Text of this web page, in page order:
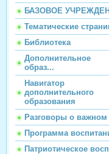
БАЗОВОЕ
Тематические
Библиотека
Дополнительное
образ...
Навигатор
дополнительного
образования
Разговоры о важном
Программа
Патриотическое